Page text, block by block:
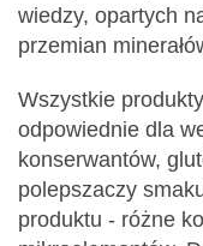
wiedzy, opartych
przemian
Wszystkie
odpowiednie dla
konserwantów,
polepszaczy
produktu - różne